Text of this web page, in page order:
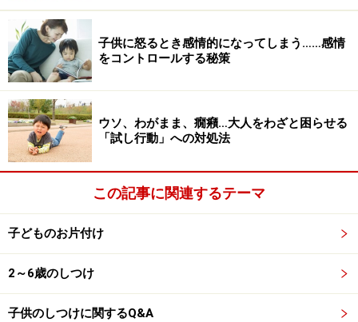
すから、てこずって当然なのですね。
3～4歳の子のお片づけがスムーズに行かないのはこうい
う理由があるからです。
子どもの心の葛藤を受け止めてあげるとマ
マもイライラしにくくなる
お片づけを、単に「散らかっているものを収納する」と
捉えてしまうと、「どうして出せたものが片づけられな
子供に怒るとき感情的になってしまう……感情
をコントロールする秘策
ウソ、わがまま、癇癪…大人をわざと困らせる
「試し行動」への対処法
この記事に関連するテーマ
子どものお片付け
2～6歳のしつけ
子供のしつけに関するQ&A